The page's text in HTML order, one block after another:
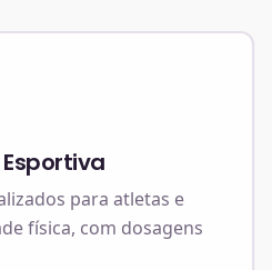
para atletas e
física, com dosagens